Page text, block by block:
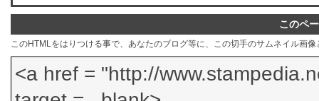
このペ
このHTMLをはりつける事で、あなたのブログ等に、この切手のサムネイル画